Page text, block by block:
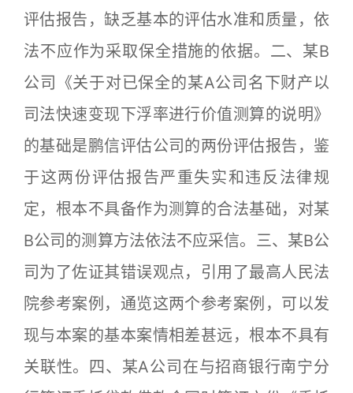
评估报告，缺乏基本的评估水准和质量，依
法不应作为采取保全措施的依据。二、某B
公司《关于对已保全的某A公司名下财产以
司法快速变现下浮率进行价值测算的说明》
的基础是鹏信评估公司的两份评估报告，鉴
于这两份评估报告严重失实和违反法律规
定，根本不具备作为测算的合法基础，对某
B公司的测算方法依法不应采信。三、某B公
司为了佐证其错误观点，引用了最高人民法
院参考案例，通览这两个参考案例，可以发
现与本案的基本案情相差甚远，根本不具有
关联性。四、某A公司在与招商银行南宁分